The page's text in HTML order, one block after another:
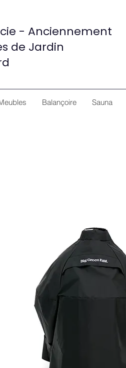
cie - Anciennement
de Jardin
Balançoire Sauna